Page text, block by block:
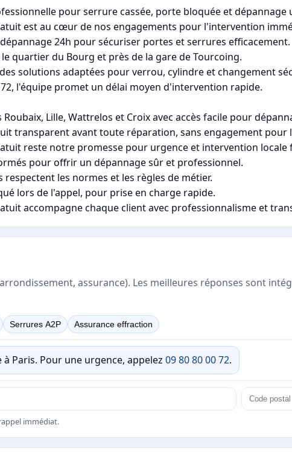
pour serrure cassée, porte bloquée et dépannage
est au cœur de nos engagements pour l'intervention
24h pour sécuriser portes et serrures efficacement.
quartier du Bourg et près de la gare de Tourcoing.
solutions adaptées pour verrou, cylindre et changement
l'équipe promet un délai moyen d'intervention rapide.
Lille, Wattrelos et Croix avec accès facile pour
transparent avant toute réparation, sans engagement pour
reste notre promesse pour urgence et intervention locale
pour offrir un dépannage sûr et professionnel.
les normes et les règles de métier.
lors de l'appel, pour prise en charge rapide.
accompagne chaque client avec professionnalisme et
assurance). Les meilleures réponses sont
Serrures A2P Assurance effraction
Paris. Pour une urgence, appelez 09 80 80 00 72.
immédiat.